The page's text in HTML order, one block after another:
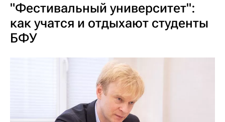
"Фестивальный университет":
как учатся и отдыхают студенты
БФУ